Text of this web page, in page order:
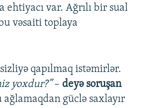
var. Ağrılı bir sual
vəsaiti toplaya
qapılmaq istəmirlər.
yoxdur?”– deyə soruşan
ağlamaqdan güclə saxlayır